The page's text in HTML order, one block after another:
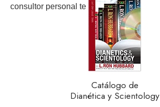
consultor personal te ayudará.
Catálogo de
Dianética y Scientology